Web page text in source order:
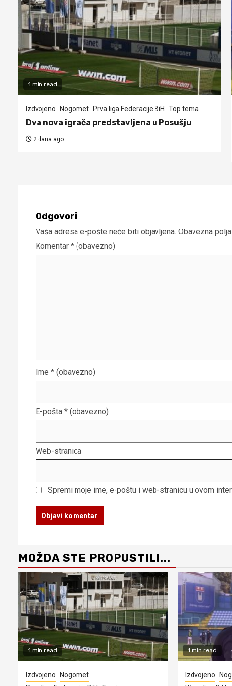
1 min read
Izdvojeno Nogomet Prva liga Federacije BiH Top tema
Dva nova igrača predstavljena u Posušju
2 dana ago
Odgovori
Vaša adresa e-pošte neće biti objavljena. Obavezna
Komentar * (obavezno)
Ime * (obavezno)
E-pošta * (obavezno)
Web-stranica
Spremi moje ime, e-poštu i web-stranicu u ovom
MOŽDA STE PROPUSTILI...
1 min read
Izdvojeno
Nogomet
1 min read
Izdvojeno